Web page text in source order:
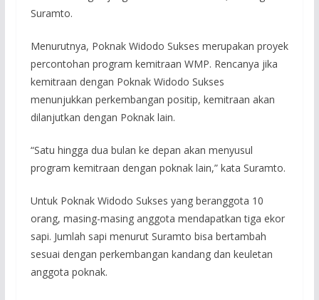
Suramto.
Menurutnya, Poknak Widodo Sukses merupakan proyek
percontohan program kemitraan WMP. Rencanya jika
kemitraan dengan Poknak Widodo Sukses
menunjukkan perkembangan positip, kemitraan akan
dilanjutkan dengan Poknak lain.
“Satu hingga dua bulan ke depan akan menyusul
program kemitraan dengan poknak lain,” kata Suramto.
Untuk Poknak Widodo Sukses yang beranggota 10
orang, masing-masing anggota mendapatkan tiga ekor
sapi. Jumlah sapi menurut Suramto bisa bertambah
sesuai dengan perkembangan kandang dan keuletan
anggota poknak.